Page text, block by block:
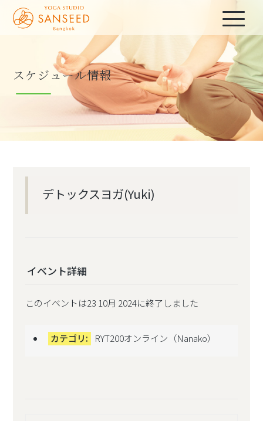
スケジュール情報
デトックスヨガ(Yuki)
イベント詳細
このイベントは23 10月 2024に終了しました
カテゴリ: RYT200オンライン（Nanako）